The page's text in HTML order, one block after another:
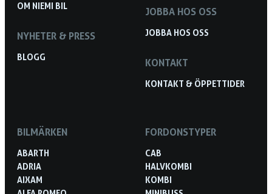
OM NIEMI BIL
NYHETER & PRESS
BLOGG
JOBBA HOS OSS
JOBBA HOS OSS
KONTAKT
KONTAKT & ÖPPETTIDER
BILMÄRKEN
ABARTH
ADRIA
AIXAM
FORDONSTYPER
CAB
HALVKOMBI
KOMBI